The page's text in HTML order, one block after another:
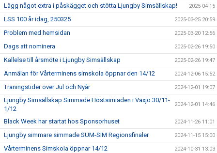
Lägg något extra i påskägget och stötta Ljungby Simsällskap! 2025-04-15
LSS 100 år idag, 250325 2025-03-25 20:59
Problem med hemsidan 2025-03-20 12:56
Dags att nominera 2025-02-26 19:50
Kallelse till årsmöte i Ljungby Simsällskap 2025-02-26 19:47
Anmälan för Vårterminens simskola öppnar den 14/12 2024-12-06 15:52
Träningstider över Jul och Nyår 2024-12-01 19:07
Ljungby Simsällskap Simmade Höstsimiaden i Växjö 30/11-
1/12
2024-12-01 14:46
Black Week har startat hos Sponsorhuset 2024-11-26 11:01
Ljungby simmare simmade SUM-SIM Regionsfinaler 2024-11-15 15:00
Vårterminens Simskola öppnar 14/12 2024-10-31 13:03